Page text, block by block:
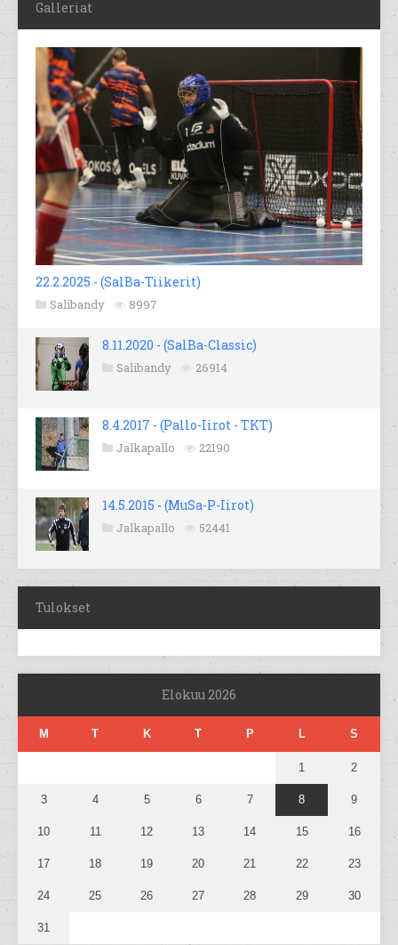
Galleriat
22.2.2025 - (SalBa-Tiikerit)
Salibandy 8997
8.11.2020 - (SalBa-Classic)
Salibandy 26914
8.4.2017 - (Pallo-Iirot - TKT)
Jalkapallo 22190
14.5.2015 - (MuSa-P-Iirot)
Jalkapallo 52441
Tulokset
Elokuu 2026
M T K T P L S
1 2
3 4 5 6 7 8 9
10 11 12 13 14 15 16
17 18 19 20 21 22 23
24 25 26 27 28 29 30
31